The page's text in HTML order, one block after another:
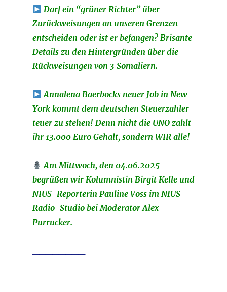
Darf ein “grüner Richter” über
Zurückweisungen an unseren Grenzen
entscheiden oder ist er befangen? Brisante
Details zu den Hintergründen über die
Rückweisungen von 3 Somaliern.
Annalena Baerbocks neuer Job in New
York kommt dem deutschen Steuerzahler
teuer zu stehen! Denn nicht die UNO zahlt
ihr 13.000 Euro Gehalt, sondern WIR alle!
Am Mittwoch, den 04.06.2025
begrüßen wir Kolumnistin Birgit Kelle und
NIUS-Reporterin Pauline Voss im NIUS
Radio-Studio bei Moderator Alex
Purrucker.